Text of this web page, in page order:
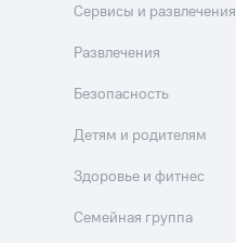
Сервисы и развлечения
Развлечения
Безопасность
Детям и родителям
Здоровье и фитнес
Семейная группа